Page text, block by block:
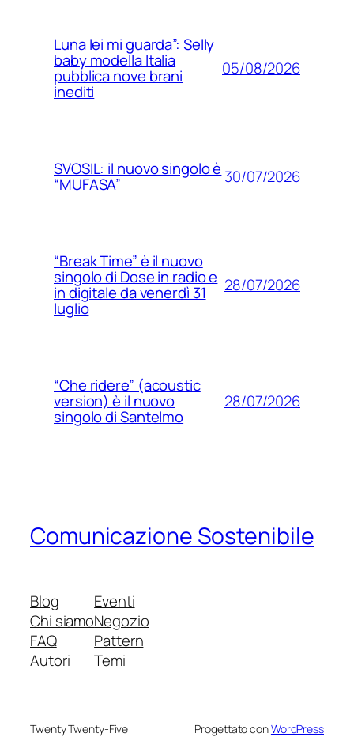
Luna lei mi guarda”: Selly
baby modella Italia
pubblica nove brani
inediti
05/08/2026
SVOSIL: il nuovo singolo è
“MUFASA” 30/07/2026
“Break Time” è il nuovo
singolo di Dose in radio e
in digitale da venerdì 31
luglio
28/07/2026
“Che ridere” (acoustic
version) è il nuovo
singolo di Santelmo
28/07/2026
Comunicazione Sostenibile
Blog
Chi siamo
FAQ
Autori
Eventi
Negozio
Pattern
Temi
Twenty Twenty-Five Progettato conWordPress